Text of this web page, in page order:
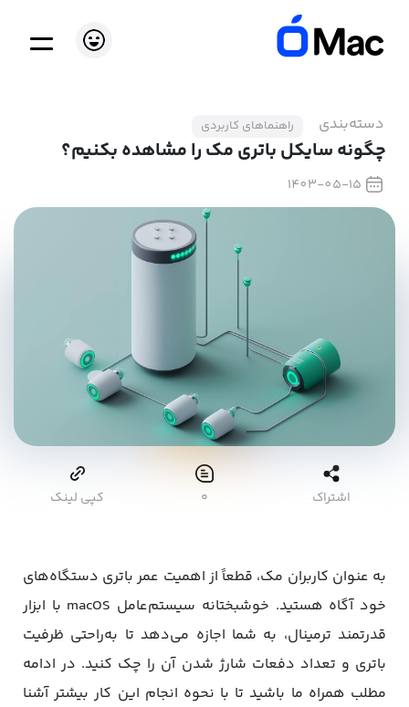
دسته‌بندی راهنماهای کاربردی
چگونه سایکل باتری مک را مشاهده بکنیم؟
1403-05-15
اشتراک ۰ کپی لینک
به عنوان کاربران مک، قطعاً از اهمیت عمر باتری دستگاه‌های
خود آگاه هستید. خوشبختانه سیستم‌عامل macOS با ابزار
قدرتمند ترمینال، به شما اجازه می‌دهد تا به‌راحتی ظرفیت
باتری و تعداد دفعات شارژ شدن آن را چک کنید. در ادامه
مطلب همراه ما باشید تا با نحوه انجام این کار بیشتر آشنا